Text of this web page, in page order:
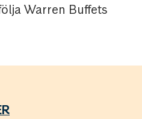
Warren Buffets